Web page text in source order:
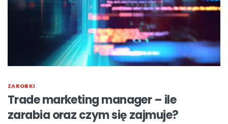
ZAROBKI
Trade marketing manager – ile
zarabia oraz czym się zajmuje?